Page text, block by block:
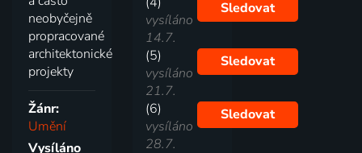
neobyčejně
propracované
architektonické
projekty
Žánr:
Umění
Vysíláno
vysíláno
14.7.
Sledovat
(5)
vysíláno
21.7.
Sledovat
(6)
vysíláno
28.7.
Sledovat